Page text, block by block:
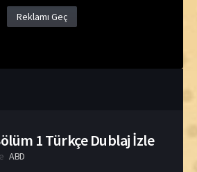
Reklamı Geç
1 Türkçe Dublaj İzle
ABD